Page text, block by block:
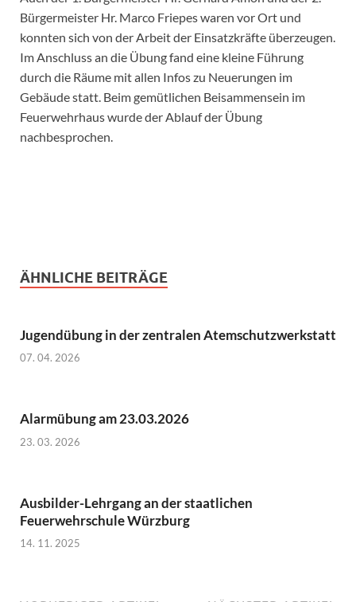
Bürgermeister Hr. Marco Friepes waren vor Ort und
konnten sich von der Arbeit der Einsatzkräfte überzeugen.
Im Anschluss an die Übung fand eine kleine Führung
durch die Räume mit allen Infos zu Neuerungen im
Gebäude statt. Beim gemütlichen Beisammensein im
Feuerwehrhaus wurde der Ablauf der Übung
nachbesprochen.
ÄHNLICHE BEITRÄGE
Jugendübung in der zentralen Atemschutzwerkstatt
07. 04. 2026
Alarmübung am 23.03.2026
23. 03. 2026
Ausbilder-Lehrgang an der staatlichen
Feuerwehrschule Würzburg
14. 11. 2025